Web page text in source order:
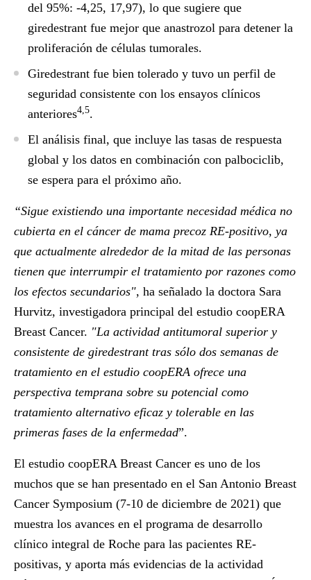
del 95%: -4,25, 17,97), lo que sugiere que
giredestrant fue mejor que anastrozol para detener la
proliferación de células tumorales.
Giredestrant fue bien tolerado y tuvo un perfil de
seguridad consistente con los ensayos clínicos
anteriores4,5.
El análisis final, que incluye las tasas de respuesta
global y los datos en combinación con palbociclib,
se espera para el próximo año.
“Sigue existiendo una importante necesidad médica no
cubierta en el cáncer de mama precoz RE-positivo, ya
que actualmente alrededor de la mitad de las personas
tienen que interrumpir el tratamiento por razones como
los efectos secundarios", ha señalado la doctora Sara
Hurvitz, investigadora principal del estudio coopERA
Breast Cancer. "La actividad antitumoral superior y
consistente de giredestrant tras sólo dos semanas de
tratamiento en el estudio coopERA ofrece una
perspectiva temprana sobre su potencial como
tratamiento alternativo eficaz y tolerable en las
primeras fases de la enfermedad”.
El estudio coopERA Breast Cancer es uno de los
muchos que se han presentado en el San Antonio Breast
Cancer Symposium (7-10 de diciembre de 2021) que
muestra los avances en el programa de desarrollo
clínico integral de Roche para las pacientes RE-
positivas, y aporta más evidencias de la actividad